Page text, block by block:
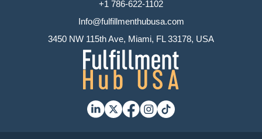
+1 786-622-1102
Info@fulfillmenthubusa.com
3450 NW 115th Ave, Miami, FL 33178, USA